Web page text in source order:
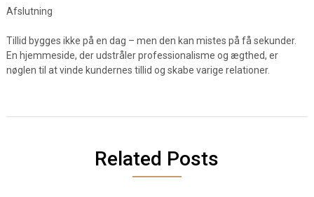
Afslutning
Tillid bygges ikke på en dag – men den kan mistes på få sekunder.
En hjemmeside, der udstråler professionalisme og ægthed, er
nøglen til at vinde kundernes tillid og skabe varige relationer.
Related Posts